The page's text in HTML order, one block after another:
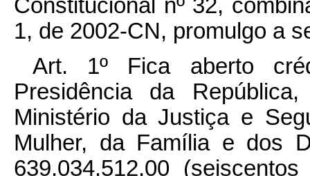
Constitucional nº 32,
1, de 2002-CN, promulgo a
Art. 1º Fica aberto
Presidência da
Ministério da Justiça e
Mulher, da Família e dos
639.034.512,00